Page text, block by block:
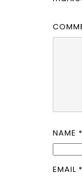
NAME *
EMAIL *